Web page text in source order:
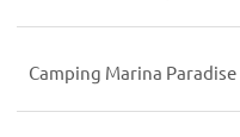
Camping Marina Paradise